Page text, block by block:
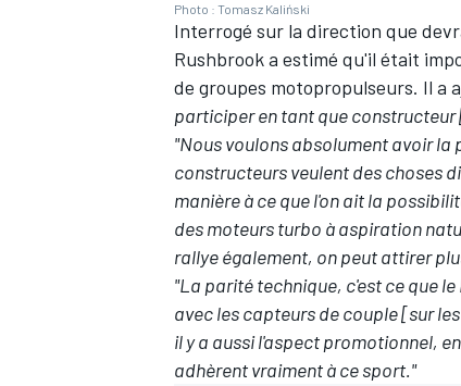
Photo : Tomasz Kaliński
Interrogé sur la direction que
Rushbrook a estimé qu'il était
de groupes motopropulseurs. Il a
participer en tant que constructeur
"Nous voulons absolument avoir la
constructeurs veulent des choses
manière à ce que l'on ait la
des moteurs turbo à aspiration
rallye également, on peut attirer
"La parité technique, c'est ce que
avec les capteurs de couple [sur
il y a aussi l'aspect promotionnel,
adhèrent vraiment à ce sport."